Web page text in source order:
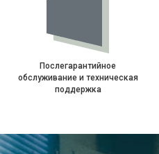
Послегарантийное
обслуживание и техническая
поддержка